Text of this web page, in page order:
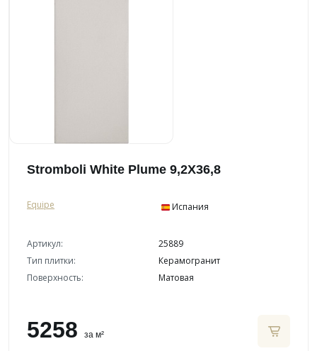
Stromboli White Plume 9,2X36,8
Equipe Испания
Артикул:
25889
Тип плитки:
Керамогранит
Поверхность:
Матовая
5258 за м²